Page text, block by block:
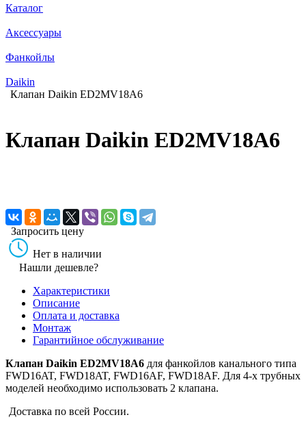
Каталог
Аксессуары
Фанкойлы
Daikin
Клапан Daikin ED2MV18A6
Клапан Daikin ED2MV18A6
Запросить цену
Нет в наличии
Нашли дешевле?
Характеристики
Описание
Оплата и доставка
Монтаж
Гарантийное обслуживание
Клапан Daikin ED2MV18A6 для фанкойлов канального типа
FWD16AT, FWD18AT, FWD16AF, FWD18AF. Для 4-х трубных
моделей необходимо использовать 2 клапана.
Доставка по всей России.